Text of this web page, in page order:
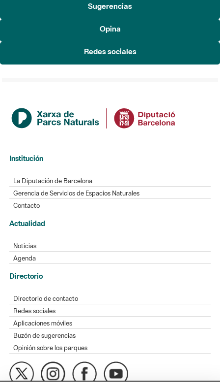
Sugerencias
Opina
Redes sociales
Institución
La Diputación de Barcelona
Gerencia de Servicios de Espacios Naturales
Contacto
Actualidad
Noticias
Agenda
Directorio
Directorio de contacto
Redes sociales
Aplicaciones móviles
Buzón de sugerencias
Opinión sobre los parques